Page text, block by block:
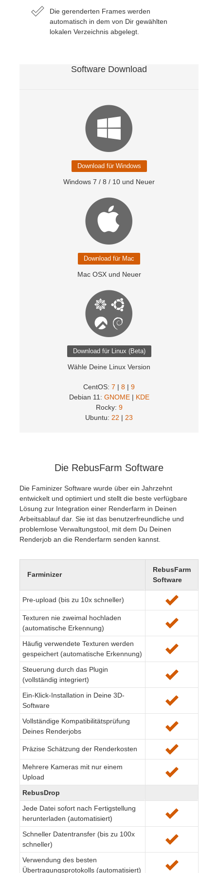
Zahlungsverlauf
SketchUp Job hochladen
Die gerenderten Frames werden
automatisch in dem von Dir gewählten
lokalen Verzeichnis abgelegt.
Software Download
Download für Windows
Windows 7 / 8 / 10 und Neuer
Download für Mac
Mac OSX und Neuer
Wähle Deine Linux Version
CentOS: 7 | 8 | 9
Debian 11: GNOME| KDE
Rocky: 9
Ubuntu: 22 | 23
Die RebusFarm Software
Die Faminizer Software wurde über ein Jahrzehnt
entwickelt und optimiert und stellt die beste verfügbare
Lösung zur Integration einer Renderfarm in Deinen
Arbeitsablauf dar. Sie ist das benutzerfreundliche und
problemlose Verwaltungstool, mit dem Du Deinen
Renderjob an die Renderfarm senden kannst.
Farminizer
RebusFarm
Software
Pre-upload (bis zu 10x schneller)
Texturen nie zweimal hochladen
(automatische Erkennung)
Häufig verwendete Texturen werden
gespeichert (automatische Erkennung)
Steuerung durch das Plugin
(vollständig integriert)
Ein-Klick-Installation in Deine 3D-
Software
Vollständige Kompatibilitätsprüfung
Deines Renderjobs
Präzise Schätzung der Renderkosten
Mehrere Kameras mit nur einem
Upload
RebusDrop
Jede Datei sofort nach Fertigstellung
herunterladen (automatisiert)
Schneller Datentransfer (bis zu 100x
schneller)
Verwendung des besten
Übertragungsprotokolls (automatisiert)